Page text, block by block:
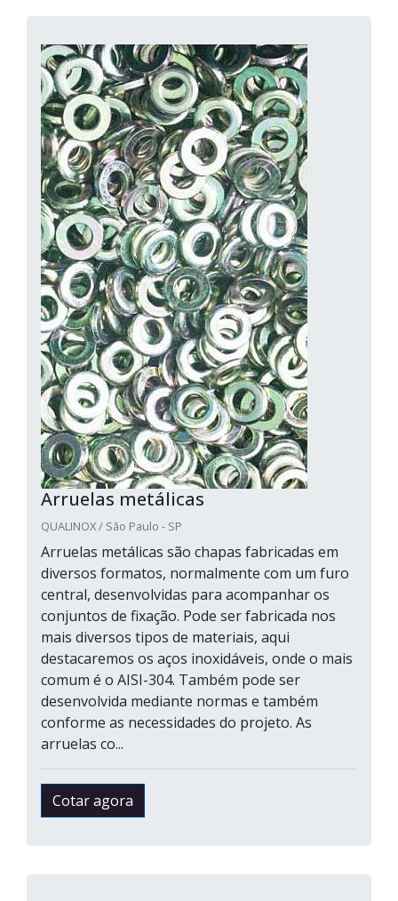
Arruelas metálicas
QUALINOX / São Paulo - SP
Arruelas metálicas são chapas fabricadas em
diversos formatos, normalmente com um furo
central, desenvolvidas para acompanhar os
conjuntos de fixação. Pode ser fabricada nos
mais diversos tipos de materiais, aqui
destacaremos os aços inoxidáveis, onde o mais
comum é o AISI-304. Também pode ser
desenvolvida mediante normas e também
conforme as necessidades do projeto. As
arruelas co...
Cotar agora